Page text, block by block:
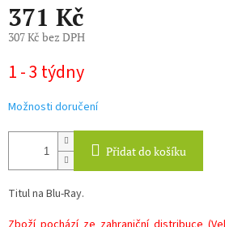
371 Kč
307 Kč bez DPH
cena:
1 - 3 týdny
Možnosti doručení
Přidat do košíku
Titul na Blu-Ray.